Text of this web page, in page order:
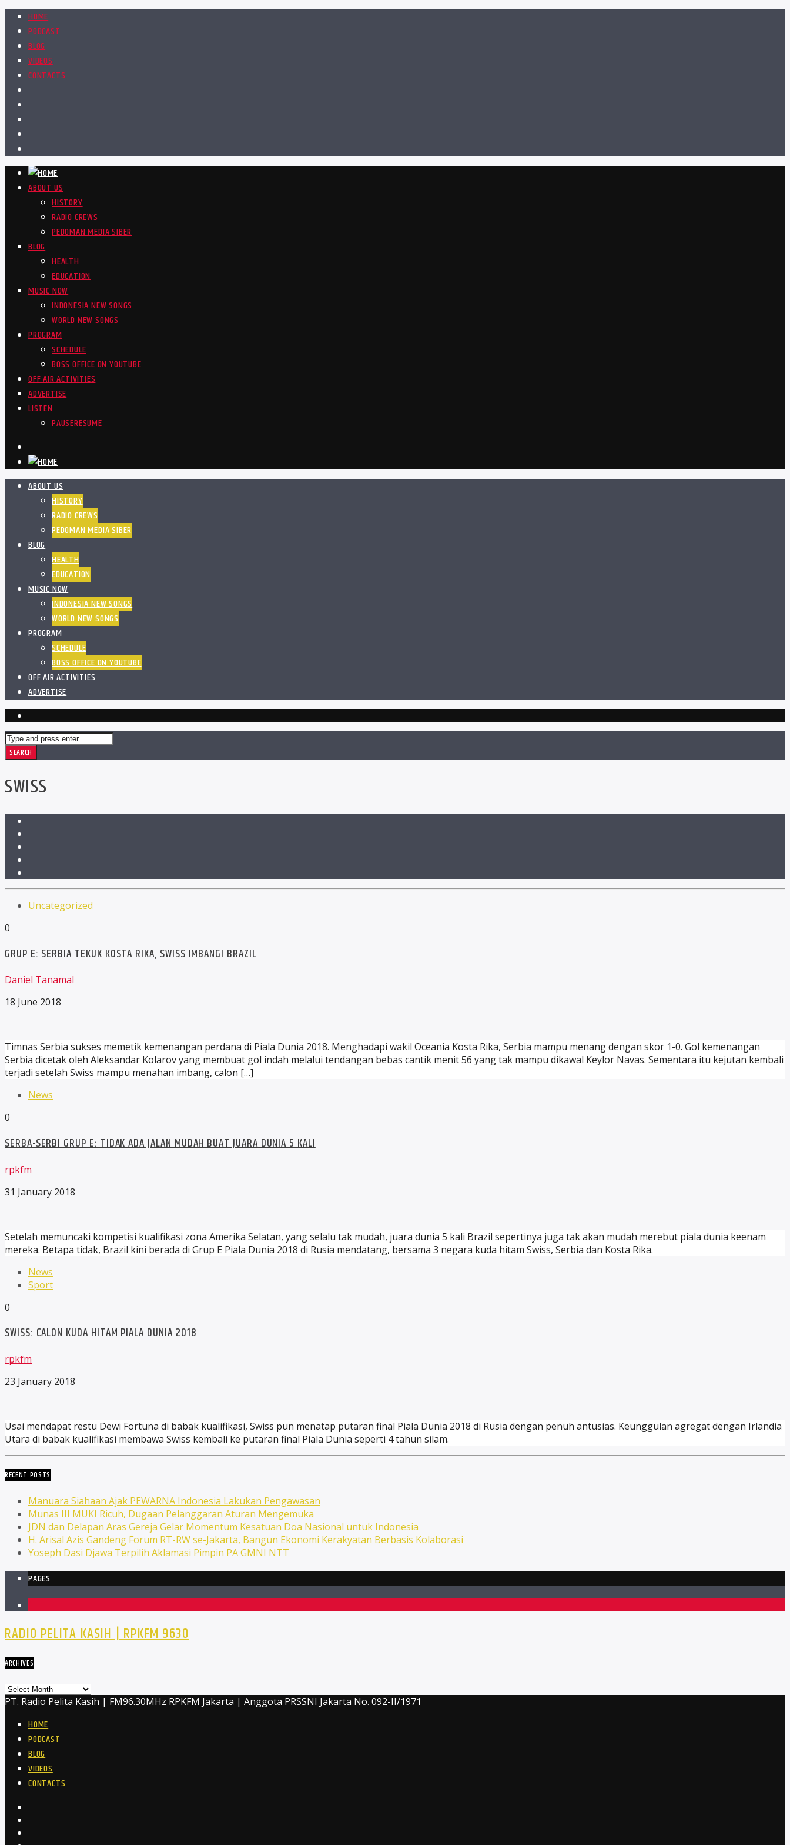
HOME
PODCAST
BLOG
VIDEOS
CONTACTS
ABOUT US
HISTORY
RADIO CREWS
PEDOMAN MEDIA SIBER
BLOG
HEALTH
EDUCATION
MUSIC NOW
INDONESIA NEW SONGS
WORLD NEW SONGS
PROGRAM
SCHEDULE
BOSS OFFICE ON YOUTUBE
OFF AIR ACTIVITIES
ADVERTISE
LISTEN
PAUSERESUME
ABOUT US
HISTORY
RADIO CREWS
PEDOMAN MEDIA SIBER
BLOG
HEALTH
EDUCATION
MUSIC NOW
INDONESIA NEW SONGS
WORLD NEW SONGS
PROGRAM
SCHEDULE
BOSS OFFICE ON YOUTUBE
OFF AIR ACTIVITIES
ADVERTISE
SWISS
Uncategorized
0
GRUP E: SERBIA TEKUK KOSTA RIKA, SWISS IMBANGI BRAZIL
Daniel Tanamal
18 June 2018
Timnas Serbia sukses memetik kemenangan perdana di Piala Dunia 2018. Menghadapi wakil Oceania Kosta Rika, Serbia mampu menang dengan skor 1-0. Gol kemenangan
Serbia dicetak oleh Aleksandar Kolarov yang membuat gol indah melalui tendangan bebas cantik menit 56 yang tak mampu dikawal Keylor Navas. Sementara itu kejutan kembali
terjadi setelah Swiss mampu menahan imbang, calon […]
News
0
SERBA-SERBI GRUP E: TIDAK ADA JALAN MUDAH BUAT JUARA DUNIA 5 KALI
rpkfm
31 January 2018
Setelah memuncaki kompetisi kualifikasi zona Amerika Selatan, yang selalu tak mudah, juara dunia 5 kali Brazil sepertinya juga tak akan mudah merebut piala dunia keenam
mereka. Betapa tidak, Brazil kini berada di Grup E Piala Dunia 2018 di Rusia mendatang, bersama 3 negara kuda hitam Swiss, Serbia dan Kosta Rika.
News
Sport
0
SWISS: CALON KUDA HITAM PIALA DUNIA 2018
rpkfm
23 January 2018
Usai mendapat restu Dewi Fortuna di babak kualifikasi, Swiss pun menatap putaran final Piala Dunia 2018 di Rusia dengan penuh antusias. Keunggulan agregat dengan Irlandia
Utara di babak kualifikasi membawa Swiss kembali ke putaran final Piala Dunia seperti 4 tahun silam.
RECENT POSTS
Manuara Siahaan Ajak PEWARNA Indonesia Lakukan Pengawasan
Munas III MUKI Ricuh, Dugaan Pelanggaran Aturan Mengemuka
JDN dan Delapan Aras Gereja Gelar Momentum Kesatuan Doa Nasional untuk Indonesia
H. Arisal Azis Gandeng Forum RT-RW se-Jakarta, Bangun Ekonomi Kerakyatan Berbasis Kolaborasi
Yoseph Dasi Djawa Terpilih Aklamasi Pimpin PA GMNI NTT
PAGES
RADIO PELITA KASIH | RPKFM 9630
ARCHIVES
Archives
PT. Radio Pelita Kasih | FM96.30MHz RPKFM Jakarta | Anggota PRSSNI Jakarta No. 092-II/1971
HOME
PODCAST
BLOG
VIDEOS
CONTACTS